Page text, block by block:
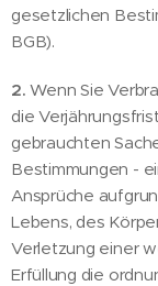
gesetzlichen
BGB).
2. Wenn Sie
die
gebrauchten
Bestimmungen -
Ansprüche
Lebens, des
Verletzung einer
Erfüllung die